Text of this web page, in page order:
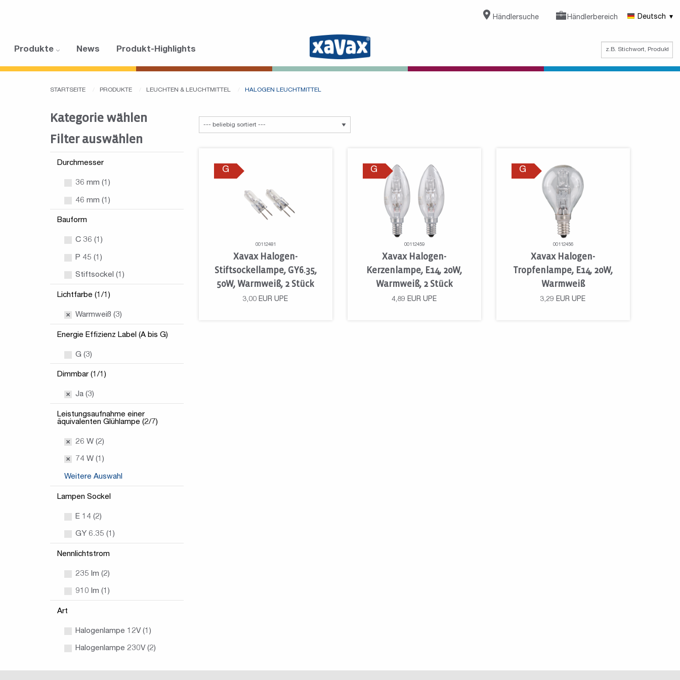
Händlersuche Händlerbereich Deutsch
Produkte News Produkt-Highlights
STARTSEITE PRODUKTE LEUCHTEN & LEUCHTMITTEL HALOGEN LEUCHTMITTEL
Kategorie wählen
Filter auswählen
Durchmesser
36 mm (1)
46 mm (1)
Bauform
C 36 (1)
P 45 (1)
Stiftsockel (1)
Lichtfarbe (1/1)
Warmweiß (3)
Energie Effizienz Label (A bis G)
G (3)
Dimmbar (1/1)
Ja (3)
Leistungsaufnahme einer
äquivalenten Glühlampe (2/7)
26 W (2)
74 W (1)
Weitere Auswahl
Lampen Sockel
E 14 (2)
GY 6.35 (1)
Nennlichtstrom
235 lm (2)
910 lm (1)
Art
Halogenlampe 12V (1)
Halogenlampe 230V (2)
G
00112481
Xavax Halogen-
Stiftsockellampe, GY6.35,
50W, Warmweiß, 2 Stück
3,00 EUR UPE
G
00112459
Xavax Halogen-
Kerzenlampe, E14, 20W,
Warmweiß, 2 Stück
4,89 EUR UPE
G
00112456
Xavax Halogen-
Tropfenlampe, E14, 20W,
Warmweiß
3,29 EUR UPE